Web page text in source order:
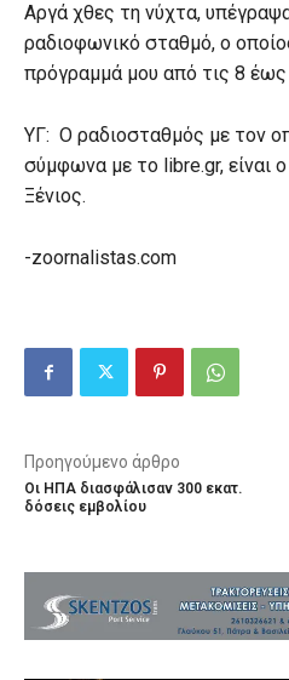
Αργά χθες τη νύχτα,
ραδιοφωνικό σταθμό, ο
πρόγραμμά μου από τις 8 έως
ΥΓ: Ο ραδιοσταθμός με τον
σύμφωνα με το libre.gr, είναι
Ξένιος.
-zoornalistas.com
Προηγούμενο άρθρο
Οι ΗΠΑ διασφάλισαν 300 εκατ.
δόσεις εμβολίου